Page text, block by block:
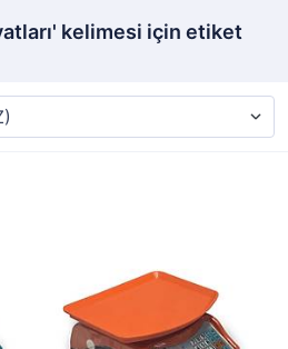
kelimesi için etiket